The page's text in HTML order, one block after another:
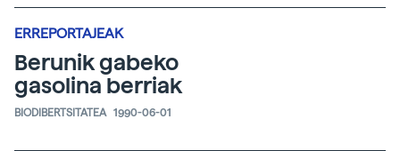
ERREPORTAJEAK
Berunik gabeko
gasolina berriak
BIODIBERTSITATEA 1990-06-01